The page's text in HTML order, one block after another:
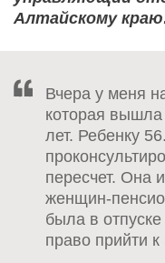
Алтайскому
Вчера у меня
которая
лет. Ребенку
пересчет. Она
женщин-
была в
право прийти